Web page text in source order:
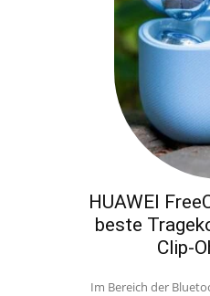
HUAWEI
beste
Clip-
Im Bereich der